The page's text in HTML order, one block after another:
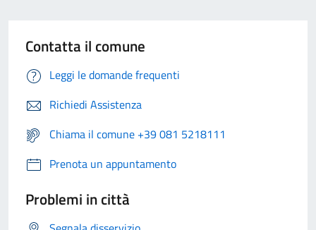
Contatta il comune
Leggi le domande frequenti
Richiedi Assistenza
Chiama il comune +39 081 5218111
Prenota un appuntamento
Problemi in città